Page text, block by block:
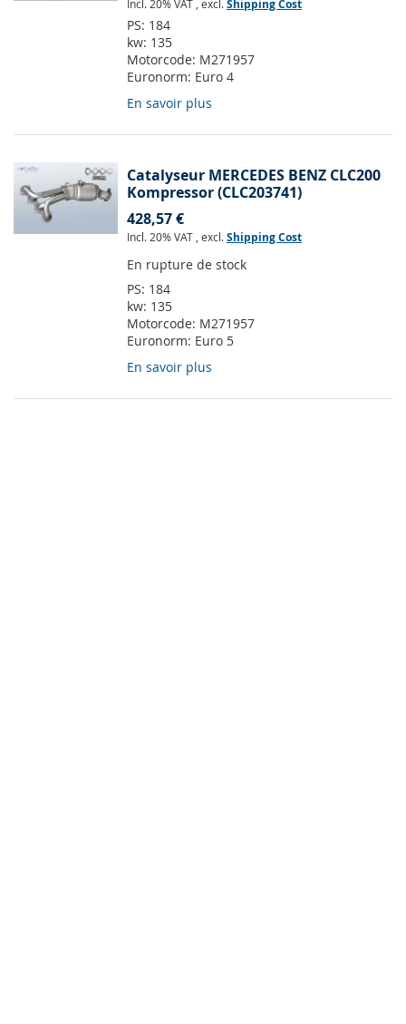
Incl. 20% VAT , excl.Shipping Cost
PS: 184
kw: 135
Motorcode: M271957
Euronorm: Euro 4
En savoir plus
Catalyseur MERCEDES BENZ CLC200
Kompressor (CLC203741)
428,57 €
Incl. 20% VAT , excl.Shipping Cost
En rupture de stock
PS: 184
kw: 135
Motorcode: M271957
Euronorm: Euro 5
En savoir plus